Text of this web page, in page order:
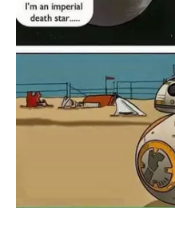
Destinations
City break
Voyage nature
Voyage de noces
Forum
Climat
+PHOTO
GUIDES D'ACHAT
BONS PLANS
CARTE DE VOEUX